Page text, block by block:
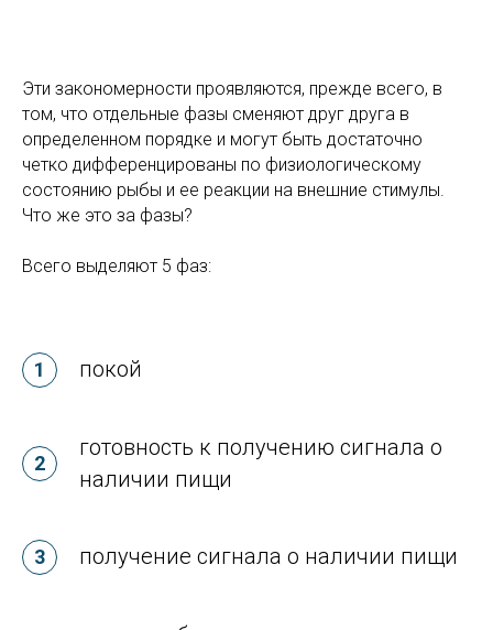
Эти закономерности проявляются, прежде всего, в
том, что отдельные фазы сменяют друг друга в
определенном порядке и могут быть достаточно
четко дифференцированы по физиологическому
состоянию рыбы и ее реакции на внешние стимулы.
Что же это за фазы?
Всего выделяют 5 фаз:
покой
готовность к получению сигнала о
наличии пищи
получение сигнала о наличии пищи